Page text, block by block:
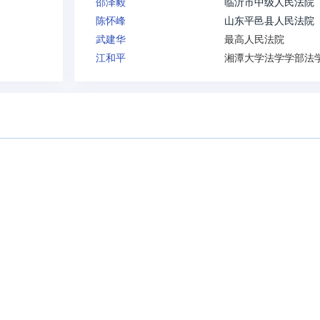
陈怀峰
山东平邑县人民法院
武建华
最高人民法院
江和平
湘潭大学法学学部法